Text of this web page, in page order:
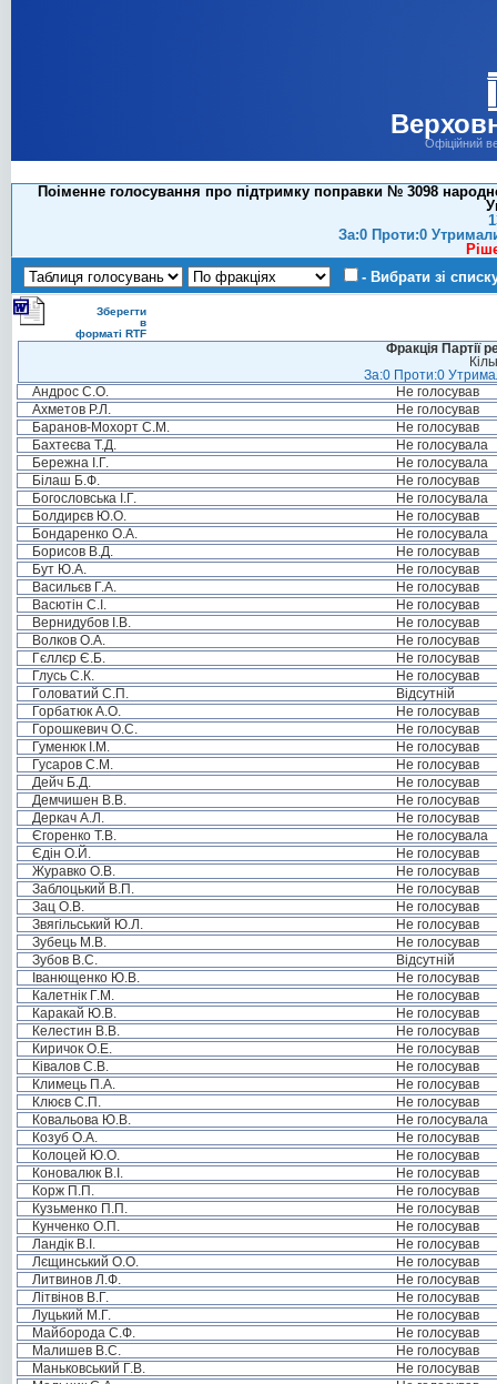
Офіційний
Поіменне голосування про підтримку поправки № 3098
За:0 Проти:0
- Вибрати зі
Зберегти
в
форматі RTF
Фракція Партії
За:0 Проти:0
Андрос С.О.
Не голосував
Ахметов Р.Л.
Не голосував
Баранов-Мохорт С.М.
Не голосував
Бахтеєва Т.Д.
Не голосувала
Бережна І.Г.
Не голосувала
Білаш Б.Ф.
Не голосував
Богословська І.Г.
Не голосувала
Болдирєв Ю.О.
Не голосував
Бондаренко О.А.
Не голосувала
Борисов В.Д.
Не голосував
Бут Ю.А.
Не голосував
Васильєв Г.А.
Не голосував
Васютін С.І.
Не голосував
Вернидубов І.В.
Не голосував
Волков О.А.
Не голосував
Гєллєр Є.Б.
Не голосував
Глусь С.К.
Не голосував
Головатий С.П.
Відсутній
Горбатюк А.О.
Не голосував
Горошкевич О.С.
Не голосував
Гуменюк І.М.
Не голосував
Гусаров С.М.
Не голосував
Дейч Б.Д.
Не голосував
Демчишен В.В.
Не голосував
Деркач А.Л.
Не голосував
Єгоренко Т.В.
Не голосувала
Єдін О.Й.
Не голосував
Журавко О.В.
Не голосував
Заблоцький В.П.
Не голосував
Зац О.В.
Не голосував
Звягільський Ю.Л.
Не голосував
Зубець М.В.
Не голосував
Зубов В.С.
Відсутній
Іванющенко Ю.В.
Не голосував
Калетнік Г.М.
Не голосував
Каракай Ю.В.
Не голосував
Келестин В.В.
Не голосував
Киричок О.Е.
Не голосував
Ківалов С.В.
Не голосував
Климець П.А.
Не голосував
Клюєв С.П.
Не голосував
Ковальова Ю.В.
Не голосувала
Козуб О.А.
Не голосував
Колоцей Ю.О.
Не голосував
Коновалюк В.І.
Не голосував
Корж П.П.
Не голосував
Кузьменко П.П.
Не голосував
Кунченко О.П.
Не голосував
Ландік В.І.
Не голосував
Лєщинський О.О.
Не голосував
Литвинов Л.Ф.
Не голосував
Літвінов В.Г.
Не голосував
Луцький М.Г.
Не голосував
Майборода С.Ф.
Не голосував
Малишев В.С.
Не голосував
Маньковський Г.В.
Не голосував